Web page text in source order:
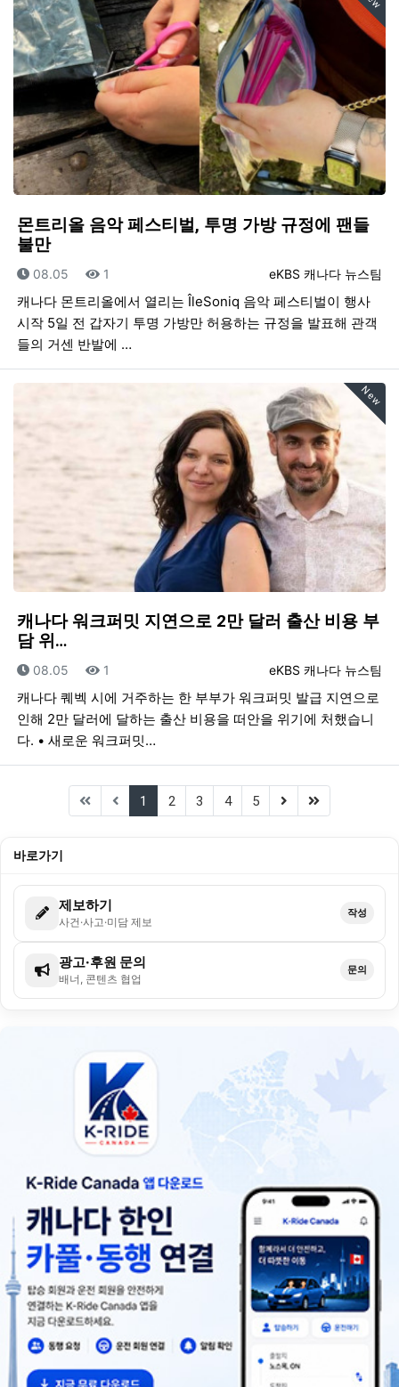
몬트리올 음악 페스티벌, 투명 가방 규정에 팬들
불만
등록자
eKBS 캐나다 뉴스팀
등록일
08.05 조회
1
캐나다 몬트리올에서 열리는 ÎleSoniq 음악 페스티벌이 행사
시작 5일 전 갑자기 투명 가방만 허용하는 규정을 발표해 관객
들의 거센 반발에 …
New
캐나다 워크퍼밋 지연으로 2만 달러 출산 비용 부
담 위…
등록자
eKBS 캐나다 뉴스팀
등록일
08.05 조회
1
캐나다 퀘벡 시에 거주하는 한 부부가 워크퍼밋 발급 지연으로
인해 2만 달러에 달하는 출산 비용을 떠안을 위기에 처했습니
다. • 새로운 워크퍼밋…
1 (current)
2 3 4 5 (next)(last)
바로가기
제보하기
사건·사고·미담 제보
작성
광고·후원 문의
배너, 콘텐츠 협업
문의